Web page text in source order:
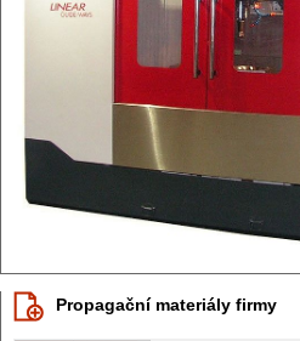
Propagační materiály firmy